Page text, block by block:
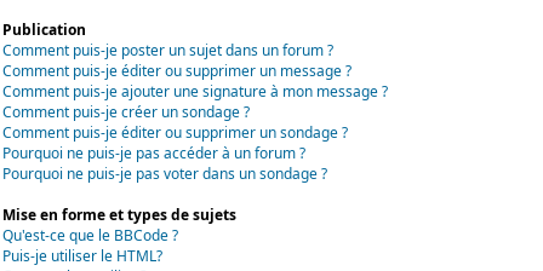
Publication
Comment puis-je poster un sujet dans un forum ?
Comment puis-je éditer ou supprimer un message ?
Comment puis-je ajouter une signature à mon message ?
Comment puis-je créer un sondage ?
Comment puis-je éditer ou supprimer un sondage ?
Pourquoi ne puis-je pas accéder à un forum ?
Pourquoi ne puis-je pas voter dans un sondage ?
Mise en forme et types de sujets
Qu'est-ce que le BBCode ?
Puis-je utiliser le HTML?